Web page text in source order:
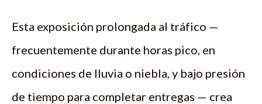
Esta exposición prolongada al tráfico —
frecuentemente durante horas pico, en
condiciones de lluvia o niebla, y bajo presión
de tiempo para completar entregas — crea